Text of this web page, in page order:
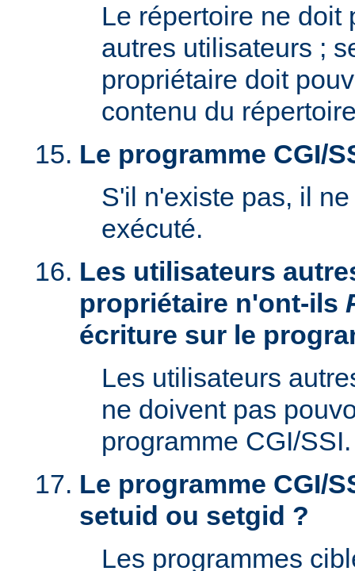
Le répertoire ne doit
autres utilisateurs ;
propriétaire doit
contenu du
Le programme CGI/
S'il n'existe pas, il
exécuté.
Les utilisateurs
propriétaire n'ont-ils
écriture sur le
Les utilisateurs
ne doivent pas
programme CGI/SSI.
Le programme CGI/
setuid ou setgid ?
Les programmes